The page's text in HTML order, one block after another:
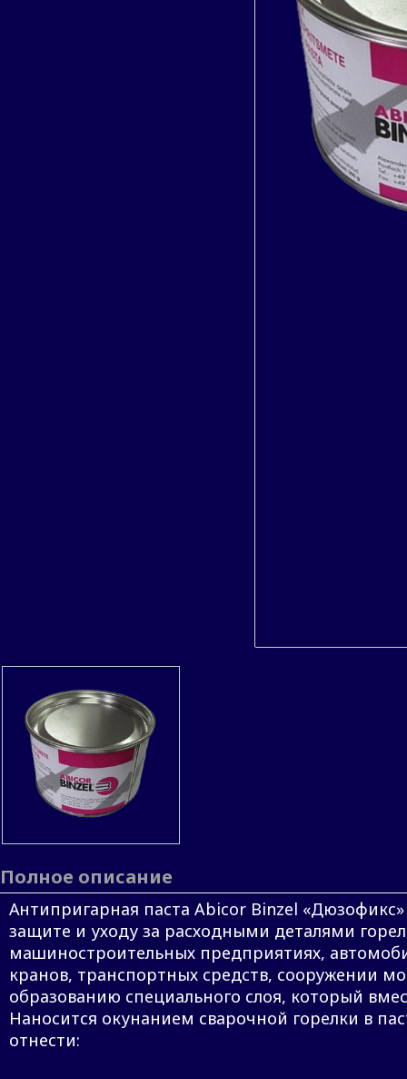
Полное описание
Антипригарная паста Abicor Binzel
защите и уходу за расходными деталями
машиностроительных предприятиях,
кранов, транспортных средств, сооружении
образованию специального слоя, который
Наносится окунанием сварочной горелки в
отнести: